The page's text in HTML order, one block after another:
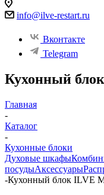
info@ilve-restart.ru
Вконтакте
Telegram
Кухонный
Главная
-
Каталог
-
Кухонные блоки
Духовые шкафы
посудыАксессуары
-Кухонный блок ILVE